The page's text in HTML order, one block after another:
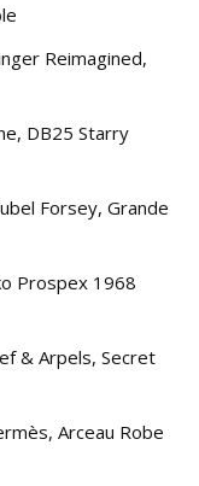
Reimagined,
DB25 Starry
Forsey, Grande
Prospex 1968
& Arpels, Secret
Arceau Robe